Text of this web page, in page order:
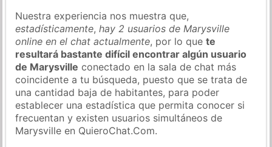
Nuestra experiencia nos muestra que,
estadísticamente,hay 2 usuarios de Marysville
online en el chat actualmente, por lo quete
resultará bastante difícil encontrar algún usuario
de Marysville conectado en la sala de chat más
coincidente a tu búsqueda, puesto que se trata de
una cantidad baja de habitantes, para poder
establecer una estadística que permita conocer si
frecuentan y existen usuarios simultáneos de
Marysville en QuieroChat.Com.